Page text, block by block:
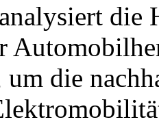
die
um die